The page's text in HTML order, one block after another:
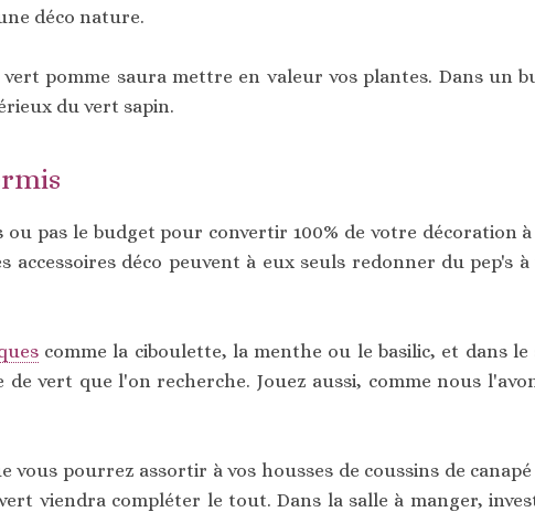
déco nature.
pomme saura mettre en valeur vos plantes. Dans un
du vert sapin.
ou pas le budget pour convertir 100% de votre décoration
accessoires déco peuvent à eux seuls redonner du pep's à
comme la ciboulette, la menthe ou le basilic, et dans le
vert que l'on recherche. Jouez aussi, comme nous
pourrez assortir à vos housses de coussins de
viendra compléter le tout. Dans la salle à manger,